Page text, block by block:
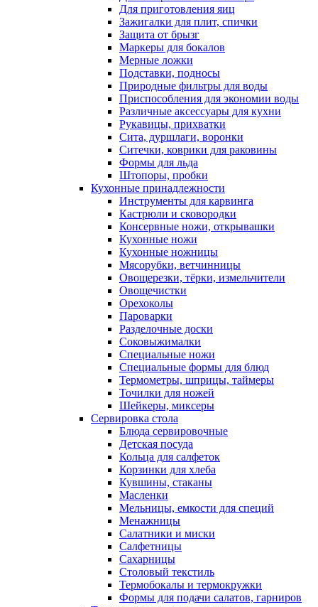
Для приготовления яиц
Зажигалки для плит, спички
Защита от брызг
Маркеры для бокалов
Мерные ложки
Подставки, подносы
Природные фильтры для воды
Приспособления для экономии воды
Различные аксессуары для кухни
Рукавицы, прихватки
Сита, дуршлаги, воронки
Ситечки, коврики для раковины
Формы для льда
Штопоры, пробки
Кухонные принадлежности
Инструменты для карвинга
Кастрюли и сковородки
Консервные ножи, открывашки
Кухонные ножи
Кухонные ножницы
Мясорубки, ветчинницы
Овощерезки, тёрки, измельчители
Овощечистки
Орехоколы
Пароварки
Разделочные доски
Соковыжималки
Специальные ножи
Специальные формы для блюд
Термометры, шприцы, таймеры
Точилки для ножей
Шейкеры, миксеры
Сервировка стола
Блюда сервировочные
Детская посуда
Кольца для салфеток
Корзинки для хлеба
Кувшины, стаканы
Масленки
Мельницы, емкости для специй
Менажницы
Салатники и миски
Салфетницы
Сахарницы
Столовый текстиль
Термобокалы и термокружки
Формы для подачи салатов, гарниров